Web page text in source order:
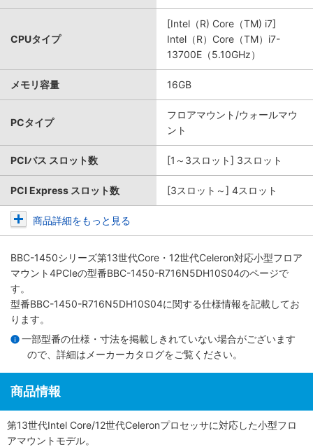
CPUタイプ
[Intel（R) Core（TM) i7]
Intel（R）Core（TM）i7-
13700E（5.10GHz）
メモリ容量 16GB
PCタイプ
フロアマウント/ウォールマウ
ント
PCIバス スロット数 [1～3スロット] 3スロット
PCI Express スロット数 [3スロット～] 4スロット
商品詳細をもっと見る
BBC-1450シリーズ第13世代Core・12世代Celeron対応小型フロア
マウント4PCIeの型番BBC-1450-R716N5DH10S04のページで
す。
型番BBC-1450-R716N5DH10S04に関する仕様情報を記載してお
ります。
一部型番の仕様・寸法を掲載しきれていない場合がございます
ので、詳細は メーカーカタログをご覧ください。
商品情報
第13世代Intel Core/12世代Celeronプロセッサに対応した小型フロ
アマウントモデル。